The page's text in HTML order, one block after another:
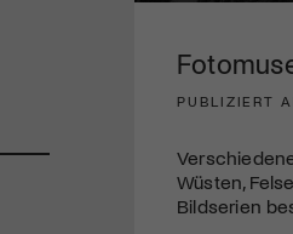
PUBLIZIERT
Wüsten,
Bildserien